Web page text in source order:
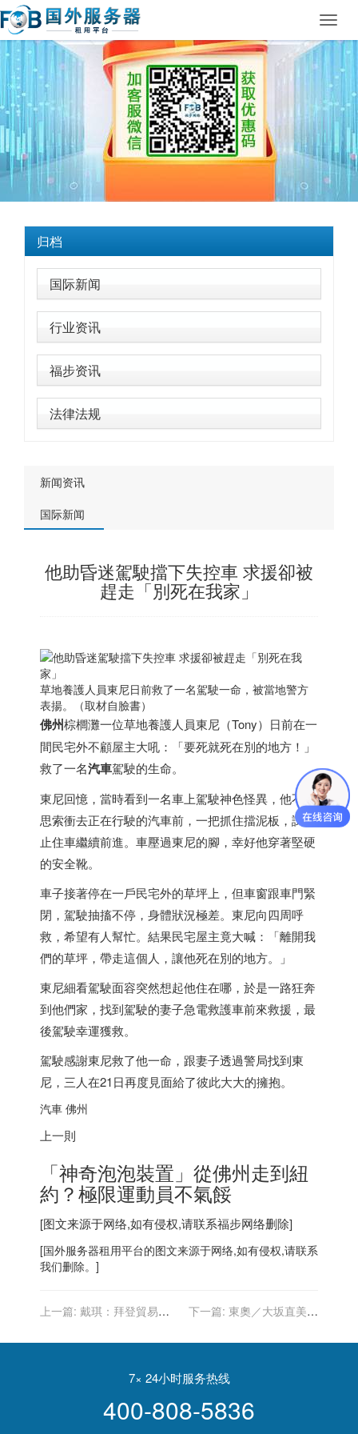
归档
国际新闻
行业资讯
福步资讯
法律法规
新闻资讯
国际新闻
他助昏迷駕駛擋下失控車 求援卻被
趕走「別死在我家」
草地養護人員東尼日前救了一名駕駛一命，被當地警方
表揚。（取材自臉書）
佛州棕櫚灘一位草地養護人員東尼（Tony）日前在一
間民宅外不顧屋主大吼：「要死就死在別的地方！」
救了一名汽車駕駛的生命。
東尼回憶，當時看到一名車上駕駛神色怪異，他不假
思索衝去正在行駛的汽車前，一把抓住擋泥板，試圖
止住車繼續前進。車壓過東尼的腳，幸好他穿著堅硬
的安全靴。
車子接著停在一戶民宅外的草坪上，但車窗跟車門緊
閉，駕駛抽搐不停，身體狀況極差。東尼向四周呼
救，希望有人幫忙。結果民宅屋主竟大喊：「離開我
們的草坪，帶走這個人，讓他死在別的地方。」
東尼細看駕駛面容突然想起他住在哪，於是一路狂奔
到他們家，找到駕駛的妻子急電救護車前來救援，最
後駕駛幸運獲救。
駕駛感謝東尼救了他一命，跟妻子透過警局找到東
尼，三人在21日再度見面給了彼此大大的擁抱。
汽車 佛州
上一則
「神奇泡泡裝置」從佛州走到紐
約？極限運動員不氣餒
[图文来源于网络,如有侵权,请联系福步网络删除]
[国外服务器租用平台的图文来源于网络,如有侵权,请联系
我们删除。]
上一篇: 戴琪：拜登貿易政
意見
下一篇: 東奧／大坂直美慘
點聖火
7× 24小时服务热线
400-808-5836